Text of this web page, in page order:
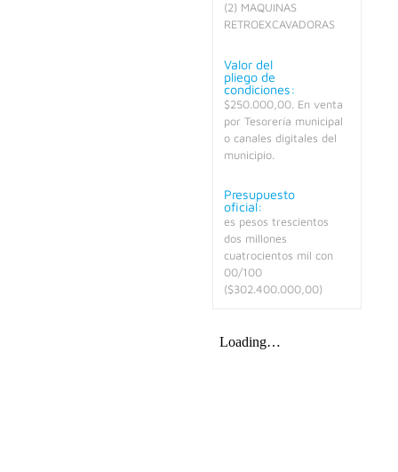
(2) MAQUINAS
RETROEXCAVADORAS
Valor del
pliego de
condiciones:
$250.000,00. En venta
por Tesorería municipal
o canales digitales del
municipio.
Presupuesto
oficial:
es pesos trescientos
dos millones
cuatrocientos mil con
00/100
($302.400.000,00)